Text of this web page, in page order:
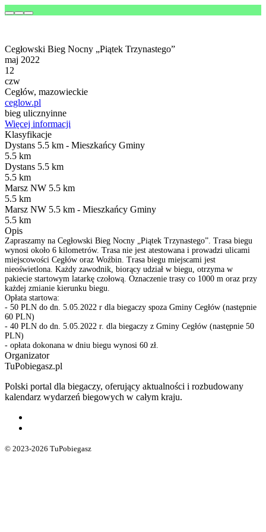
Cegłowski Bieg Nocny „Piątek Trzynastego”
maj 2022
12
czw
Cegłów, mazowieckie
ceglow.pl
bieg ulicznyinne
Więcej informacji
Klasyfikacje
Dystans 5.5 km - Mieszkańcy Gminy
5.5 km
Dystans 5.5 km
5.5 km
Marsz NW 5.5 km
5.5 km
Marsz NW 5.5 km - Mieszkańcy Gminy
5.5 km
Opis
Zapraszamy na Cegłowski Bieg Nocny „Piątek Trzynastego”. Trasa biegu
wynosi około 6 kilometrów. Trasa nie jest atestowana i prowadzi ulicami
miejscowości Cegłów oraz Woźbin. Trasa biegu miejscami jest
nieoświetlona. Każdy zawodnik, biorący udział w biegu, otrzyma w
pakiecie startowym latarkę czołową. Oznaczenie trasy co 1000 m oraz przy
każdej zmianie kierunku biegu.
Opłata startowa:
- 50 PLN do dn. 5.05.2022 r dla biegaczy spoza Gminy Cegłów (następnie
60 PLN)
- 40 PLN do dn. 5.05.2022 r. dla biegaczy z Gminy Cegłów (następnie 50
PLN)
- opłata dokonana w dniu biegu wynosi 60 zł.
Organizator
TuPobiegasz.pl
Polski portal dla biegaczy, oferujący aktualności i rozbudowany
kalendarz wydarzeń biegowych w całym kraju.
© 2023-2026 TuPobiegasz